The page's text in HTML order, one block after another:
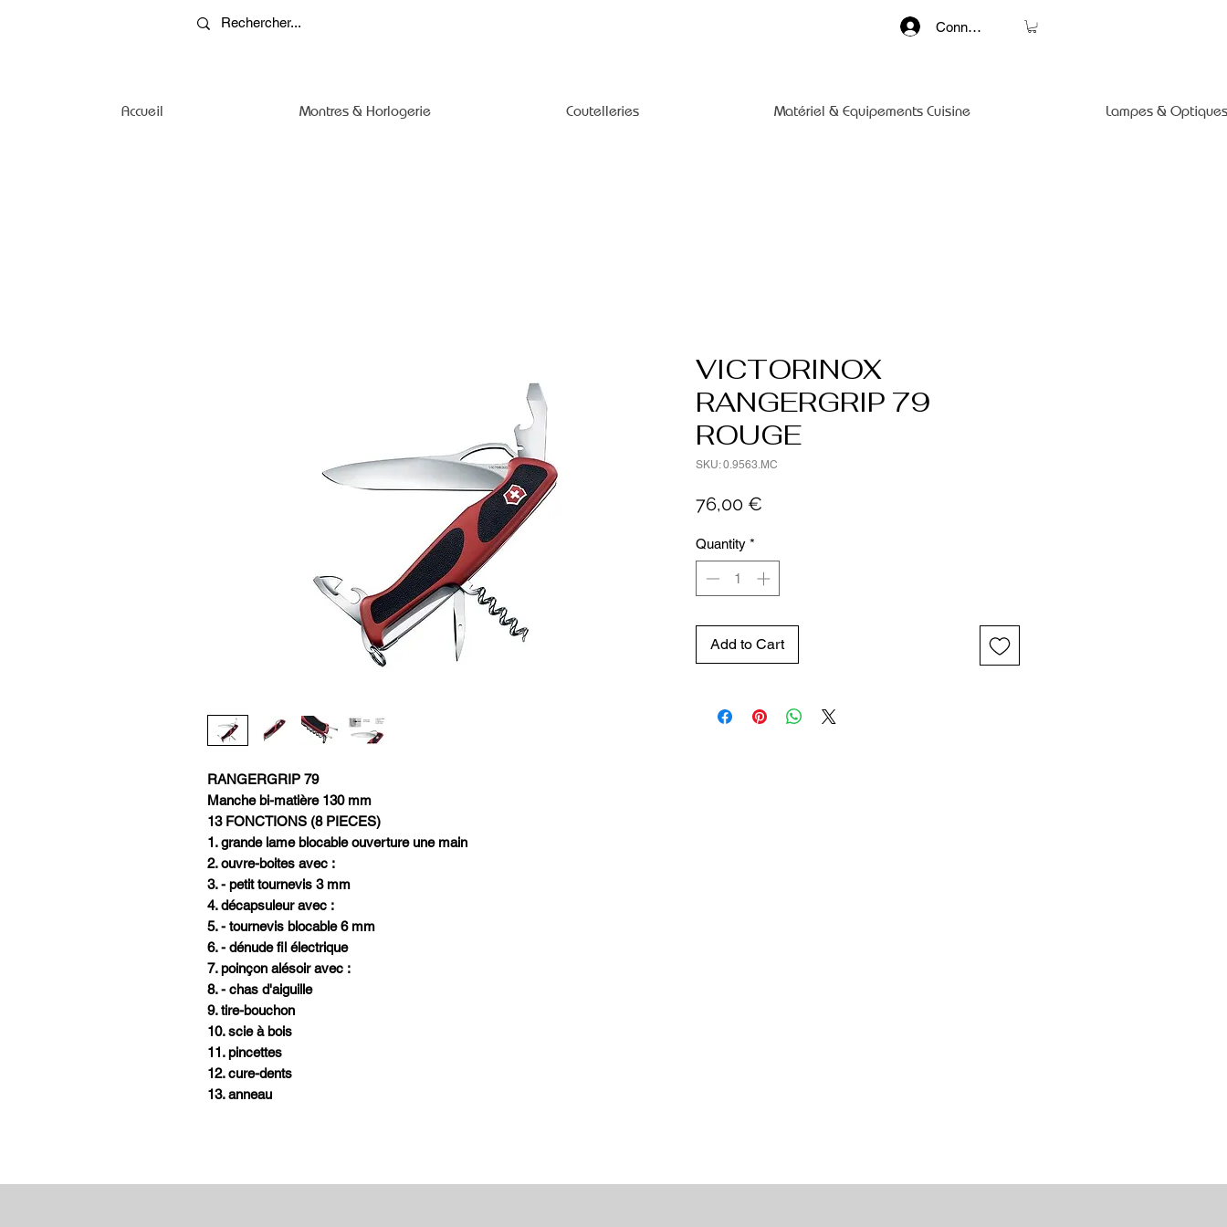
Connexion
Accueil Montres & Horlogerie Coutelleries Matériel & Equipements Cuisine Lampes &
RANGERGRIP 79
Manche bi-matière 130 mm
13 FONCTIONS (8 PIECES)
1. grande lame blocable ouverture une main
2. ouvre-boites avec :
3. - petit tournevis 3 mm
4. décapsuleur avec :
5. - tournevis blocable 6 mm
6. - dénude fil électrique
7. poinçon alésoir avec :
8. - chas d'aiguille
9. tire-bouchon
10. scie à bois
11. pincettes
12. cure-dents
13. anneau
VICTORINOX
RANGERGRIP 79
ROUGE
SKU: 0.9563.MC
76,00 €
Quantity *
Add to Cart